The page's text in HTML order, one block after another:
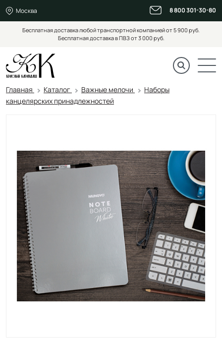
Москва 8 800 301-30-80
Бесплатная доставка любой транспортной компанией от 5 900 руб.
Бесплатная доставка в ПВЗ от 3 000 руб.
Главная Каталог Важные мелочи
Наборы
канцелярских принадлежностей